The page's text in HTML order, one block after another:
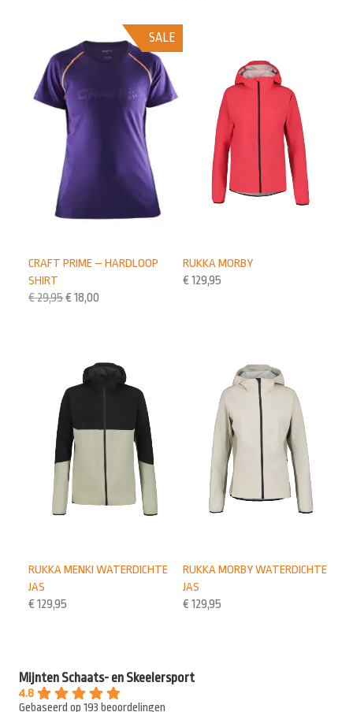
RUKKA MORBY
€ 129,95
SALE
CRAFT PRIME – HARDLOOP
SHIRT
€29,95€ 18,00
RUKKA MORBY WATERDICHTE
JAS
€ 129,95
RUKKA MENKI WATERDICHTE
JAS
€ 129,95
Mijnten Schaats- en Skeelersport
4.8
Gebaseerd op 193 beoordelingen